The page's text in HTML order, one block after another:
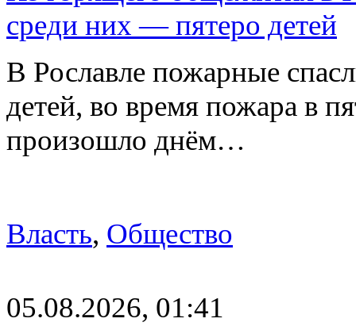
среди них — пятеро детей
В Рославле пожарные
детей, во время пожара в
произошло днём…
Власть, Общество
05.08.2026, 01:41